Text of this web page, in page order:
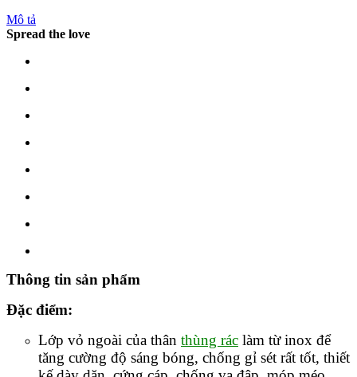
Mô tả
Spread the love
Thông tin sản phẩm
Đặc điểm:
Lớp vỏ ngoài của thân thùng rác làm từ inox để
tăng cường độ sáng bóng, chống gỉ sét rất tốt, thiết